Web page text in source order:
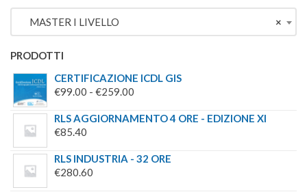
×
MASTER I LIVELLO
PRODOTTI
CERTIFICAZIONE ICDL GIS
€99.00 - €259.00
PREZZO:
€99.00
RLS AGGIORNAMENTO 4 ORE - EDIZIONE XI
€85.40
RLS INDUSTRIA - 32 ORE
€280.60